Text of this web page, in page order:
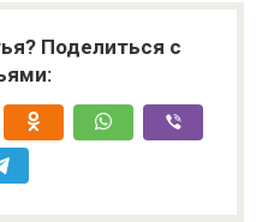
Поделиться с